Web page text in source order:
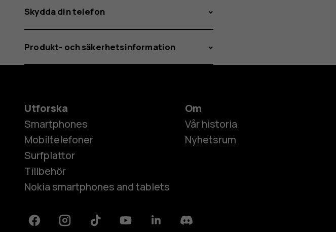
Skydda din telefon
Produkt- och säkerhetsinformation
Utforska
Smartphones
Mobiltelefoner
Surfplattor
Tillbehör
Nokia smartphones and tablets
Om
Vår historia
Nyhetsrum
FacebookInstagramTiktok YoutubeLinkedinDiscord